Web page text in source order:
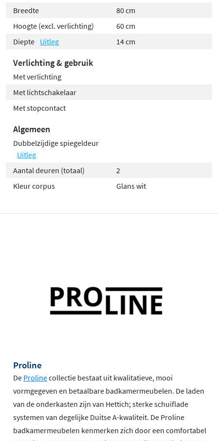
Breedte
80 cm
Hoogte (excl. verlichting)
60 cm
Diepte Uitleg 14 cm
Verlichting & gebruik
Met verlichting
Met lichtschakelaar
Met stopcontact
Algemeen
Dubbelzijdige spiegeldeur
Uitleg
Aantal deuren (totaal)
2
Kleur corpus
Glans wit
Proline
De Prolinecollectie bestaat uit kwalitatieve, mooi
vormgegeven en betaalbare badkamermeubelen. De laden
van de onderkasten zijn van Hettich; sterke schuiflade
systemen van degelijke Duitse A-kwaliteit. De Proline
badkamermeubelen kenmerken zich door een comfortabel